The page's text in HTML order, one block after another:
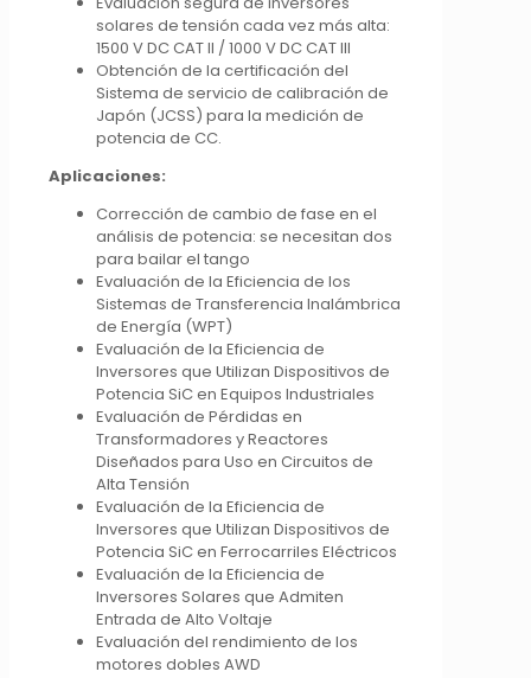
solares de tensión cada vez más alta:
1500 V DC CAT II / 1000 V DC CAT III
Obtención de la certificación del
Sistema de servicio de calibración de
Japón (JCSS) para la medición de
potencia de CC.
Aplicaciones:
Corrección de cambio de fase en el
análisis de potencia: se necesitan dos
para bailar el tango
Evaluación de la Eficiencia de los
Sistemas de Transferencia Inalámbrica
de Energía (WPT)
Evaluación de la Eficiencia de
Inversores que Utilizan Dispositivos de
Potencia SiC en Equipos Industriales
Evaluación de Pérdidas en
Transformadores y Reactores
Diseñados para Uso en Circuitos de
Alta Tensión
Evaluación de la Eficiencia de
Inversores que Utilizan Dispositivos de
Potencia SiC en Ferrocarriles Eléctricos
Evaluación de la Eficiencia de
Inversores Solares que Admiten
Entrada de Alto Voltaje
Evaluación del rendimiento de los
motores dobles AWD